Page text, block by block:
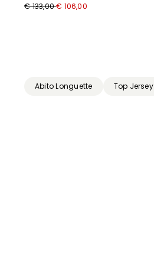
€ 133,00€ 106,00
Abito Longuette Top Jersey